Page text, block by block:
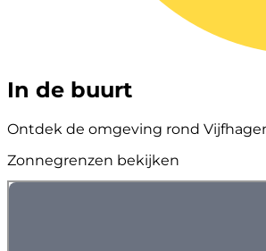
In de buurt
Ontdek de omgeving rond
Zonnegrenzen bekijken